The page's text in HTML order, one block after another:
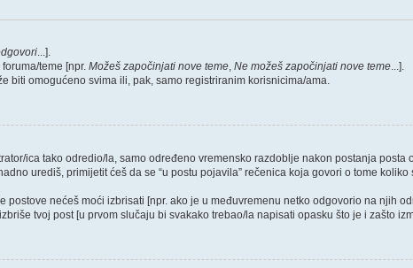
...].
teme [npr. Možeš započinjati nove teme Ne možeš započinjati nove teme ...].
biti omogućeno svima ili, pak, samo registriranim korisnicima/ama.
ica tako odredio/la, samo određeno vremensko razdoblje nakon postanja posta
urediš, primijetit ćeš da se “u postu pojavila” rečenica koja govori o tome
postove nećeš moći izbrisati [npr. ako je u međuvremenu netko odgovorio na njih
tvoj post [u prvom slučaju bi svakako trebao/la napisati opasku što je i zašto